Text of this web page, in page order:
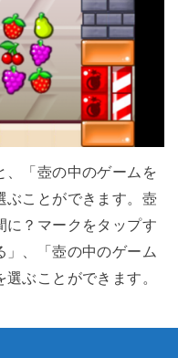
、「壺の中のゲームを
ぶことができます。壺
に？マークをタップす
」、「壺の中のゲーム
ぶことができます。